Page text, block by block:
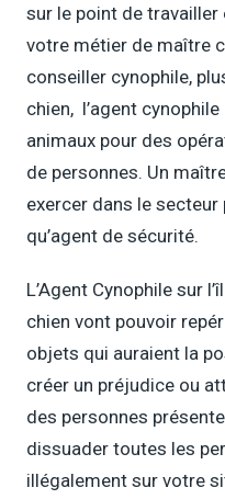
sur le point de
votre métier de maître
conseiller cynophile,
chien, l’agent
animaux pour des
de personnes. Un
exercer dans le
qu’agent de sécurité.
L’Agent Cynophile sur
chien vont pouvoir
objets qui auraient la
créer un préjudice ou
des personnes
dissuader toutes les
illégalement sur votre